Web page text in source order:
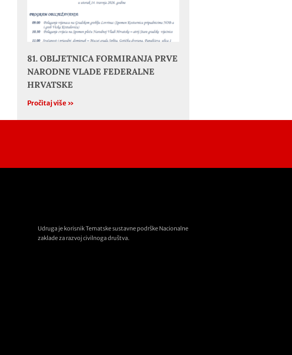
81. OBLJETNICA FORMIRANJA PRVE
NARODNE VLADE FEDERALNE
HRVATSKE
Pročitaj više »
Udruga je korisnik Tematske sustavne podrške Nacionalne
zaklade za razvoj civilnoga društva.